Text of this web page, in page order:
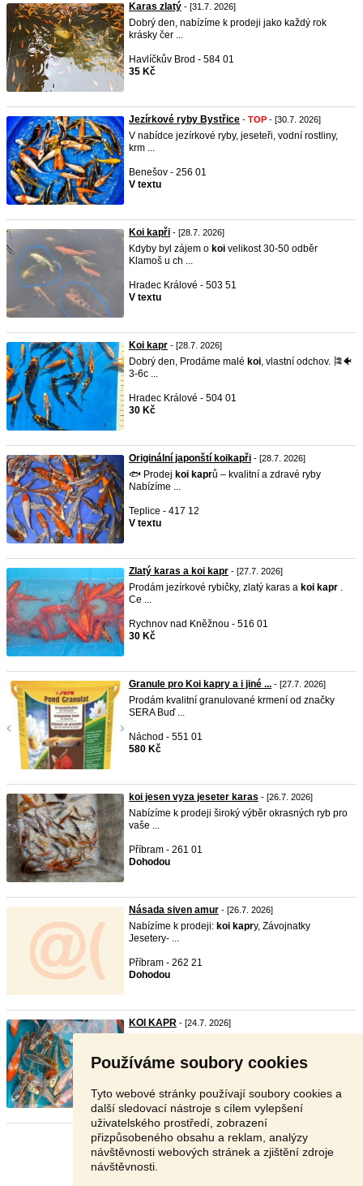
Používáme soubory cookies
Tyto webové stránky používají soubory cookies a
další sledovací nástroje s cílem vylepšení
uživatelského prostředí, zobrazení
přizpůsobeného obsahu a reklam, analýzy
návštěvnosti webových stránek a zjištění zdroje
návštěvnosti.
Karas zlatý - [31.7. 2026]
Dobrý den, nabízíme k prodeji jako každý rok
krásky čer ...
Havlíčkův Brod - 584 01
35 Kč
Jezírkové ryby Bystřice - TOP - [30.7. 2026]
V nabídce jezírkové ryby, jeseteři, vodní rostliny,
krm ...
Benešov - 256 01
V textu
Koi kapři - [28.7. 2026]
Kdyby byl zájem o koi velikost 30-50 odběr
Klamoš u ch ...
Hradec Králové - 503 51
V textu
Koi kapr - [28.7. 2026]
Dobrý den, Prodáme malé koi, vlastní odchov. 🎏🐠
3-6c ...
Hradec Králové - 504 01
30 Kč
Originální japonští koikapři - [28.7. 2026]
🐟 Prodej koi kaprů – kvalitní a zdravé ryby
Nabízíme ...
Teplice - 417 12
V textu
Zlatý karas a koi kapr - [27.7. 2026]
Prodám jezírkové rybičky, zlatý karas a koi kapr .
Ce ...
Rychnov nad Kněžnou - 516 01
30 Kč
Granule pro Koi kapry a i jiné ... - [27.7. 2026]
Prodám kvalitní granulované krmení od značky
SERA Buď ...
Náchod - 551 01
580 Kč
koi jesen vyza jeseter karas - [26.7. 2026]
​Nabízíme k prodeji široký výběr okrasných ryb pro
vaše ...
Příbram - 261 01
Dohodou
Násada siven amur - [26.7. 2026]
Nabízíme k prodeji: koi kapry, Závojnatky
Jesetery- ...
Příbram - 262 21
Dohodou
KOI KAPR - [24.7. 2026]
150 Kč
Stránka: 1 2 3 Další